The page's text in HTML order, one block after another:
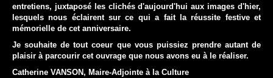
entretiens, juxtaposé les clichés d'aujourd'hui aux images d'hier,
lesquels nous éclairent sur ce qui a fait la réussite festive et
mémorielle de cet anniversaire.
Je souhaite de tout coeur que vous puissiez prendre autant de
plaisir à parcourir cet ouvrage que nous avons eu à le réaliser.
Catherine VANSON, Maire-Adjointe à la Culture